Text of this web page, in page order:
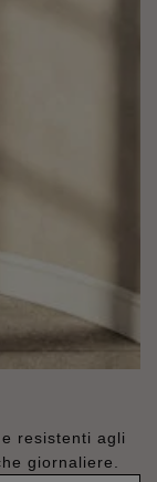
resistenti agli
giornaliere.